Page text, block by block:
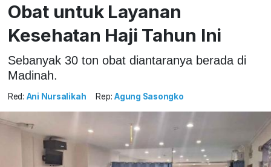
Obat untuk Layanan
Kesehatan Haji Tahun Ini
Sebanyak 30 ton obat diantaranya berada di
Madinah.
Red: Ani Nursalikah Rep: Agung Sasongko